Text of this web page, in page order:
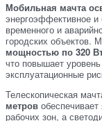
Мобильная мачта
энергоэффективное
временного и
городских объектов.
мощностью по 320
что повышает
эксплуатационные
Телескопическая
метров
рабочих зон, а